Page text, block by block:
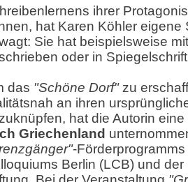
ihrer
hat Karen Köhler eigene
Sie hat beispielsweise
oder in
das "Schöne Dorf"zu
an ihren
hat die Autorin eine
Griechenland
-
Berlin (LCB) und